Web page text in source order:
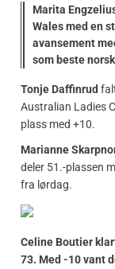
Marita
Wales med en
avansement
som beste
Tonje Daffinrud
Australian Ladies
plass med +10.
Marianne
deler 51.-plassen
fra lørdag.
Celine Boutier
73. Med -10 vant